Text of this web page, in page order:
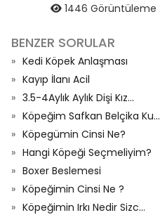
1446 Görüntüleme
BENZER SORULAR
Kedi Köpek Anlaşması
Kayıp İlanı Acil
3.5-4Aylık Aylık Dişi Kız...
Köpeğim Safkan Belçika Ku...
Köpegümin Cinsi Ne?
Hangi Köpeği Seçmeliyim?
Boxer Beslemesi
Köpeğimin Cinsi Ne ?
Köpeğimin Irkı Nedir Sizc...